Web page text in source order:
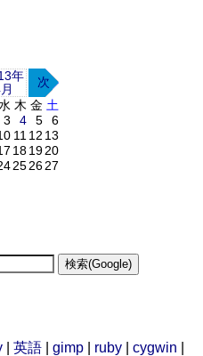
年
次
木 金 土
3 4 5
6
11 12 13
181920
252627
英語 gimp ruby cygwin